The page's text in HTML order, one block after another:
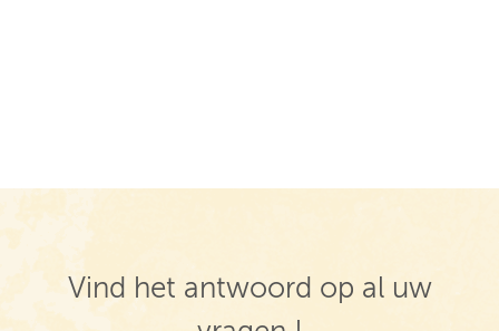
Vind het antwoord op al uw